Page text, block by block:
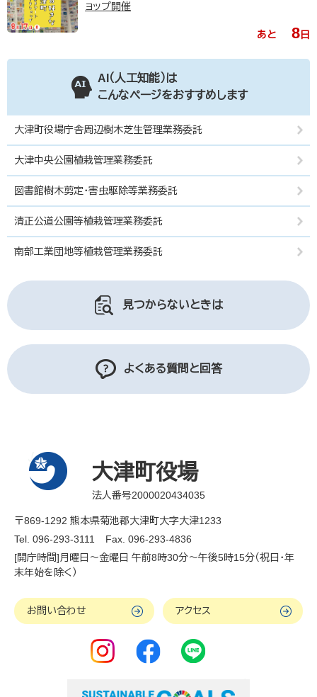
ョップ開催
あと 8日
AI（人工知能）は
こんなページをおすすめします
大津町役場庁舎周辺樹木芝生管理業務委託
大津中央公園植栽管理業務委託
図書館樹木剪定・害虫駆除等業務委託
清正公道公園等植栽管理業務委託
南部工業団地等植栽管理業務委託
見つからないときは
よくある質問と回答
大津町役場
法人番号2000020434035
〒869-1292 熊本県菊池郡大津町大字大津1233
Tel. 096-293-3111
Fax. 096-293-4836
[開庁時間]月曜日～金曜日 午前8時30分～午後5時15分（祝日・年
末年始を除く）
お問い合わせ アクセス